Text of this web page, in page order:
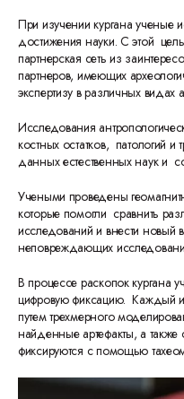
При изучении кургана ученые
достижения науки. С этой
партнерская сеть из
партнеров, имеющих
экспертизу в различных видах
Исследования
костных остатков, патологий
данных естественных наук и
Учеными проведены
которые помогли сравнить
исследований и внести новый
неповреждающих
В процессе раскопок кургана
цифровую фиксацию. Каждый
путем трехмерного
найденные артефакты, а
фиксируются с помощью